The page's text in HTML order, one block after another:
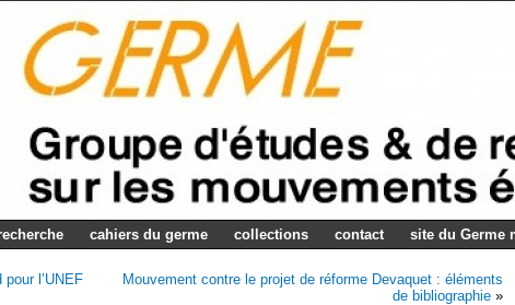
cahiers du germe collections contact site du Germe
l’UNEF
Mouvement contre le projet de réforme Devaquet : éléments
de bibliographie »